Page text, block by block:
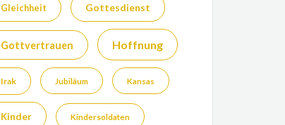
Gleichheit Gottesdienst
Gottvertrauen Hoffnung
Irak Jubiläum Kansas
Kinder Kindersoldaten